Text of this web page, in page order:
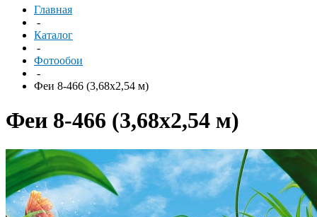
Главная
-
Каталог
-
Фотообои
-
Феи 8-466 (3,68х2,54 м)
Феи 8-466 (3,68х2,54 м)